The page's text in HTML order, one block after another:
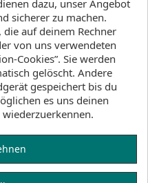
du mit dem Wing
A nach B rollst.
Nylon 600D
Inklusive kleiner
Equipment ohne
sprengt –
mit
dazu, unser Angebot
sicherer zu machen.
die auf deinem Rechner
von uns verwendeten
Cookies”. Sie werden
gelöscht. Andere
gespeichert bis du
es uns deinen